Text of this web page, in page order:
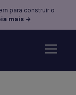
para construir o
mais →